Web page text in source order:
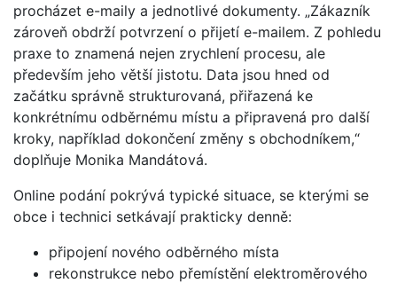
procházet e-maily a jednotlivé dokumenty. „Zákazník
zároveň obdrží potvrzení o přijetí e-mailem. Z pohledu
praxe to znamená nejen zrychlení procesu, ale
především jeho větší jistotu. Data jsou hned od
začátku správně strukturovaná, přiřazená ke
konkrétnímu odběrnému místu a připravená pro další
kroky, například dokončení změny s obchodníkem,“
doplňuje Monika Mandátová.
Online podání pokrývá typické situace, se kterými se
obce i technici setkávají prakticky denně:
připojení nového odběrného místa
rekonstrukce nebo přemístění elektroměrového